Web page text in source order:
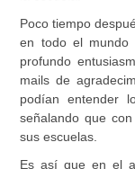
Poco tiempo
en todo el mundo
profundo
mails de
podían entender
señalando que
sus escuelas.
Es así que en el